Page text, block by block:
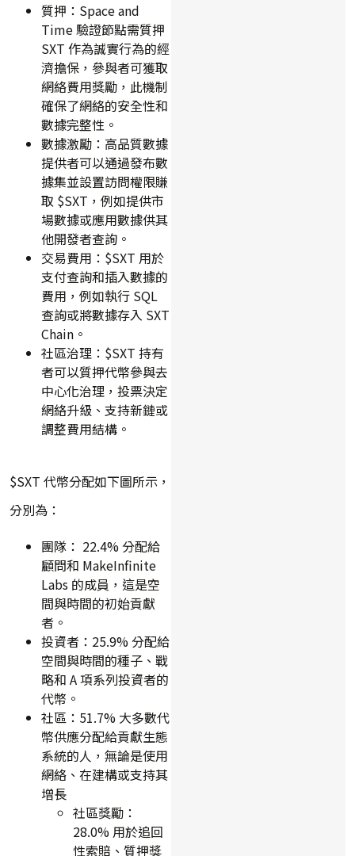
質押：Space and
Time 驗證節點需質押
SXT 作為誠實行為的經
濟擔保，參與者可獲取
網絡費用獎勵，此機制
確保了網絡的安全性和
數據完整性。
數據激勵：高品質數據
提供者可以通過發布數
據集並設置訪問權限賺
取 $SXT，例如提供市
場數據或應用數據供其
他開發者查詢。
交易費用：$SXT 用於
支付查詢和插入數據的
費用，例如執行 SQL
查詢或將數據存入 SXT
Chain。
社區治理：$SXT 持有
者可以質押代幣參與去
中心化治理，投票決定
網絡升級、支持新鏈或
調整費用結構。
$SXT 代幣分配如下圖所示，
分別為：
團隊： 22.4% 分配給
顧問和 MakeInfinite
Labs 的成員，這是空
間與時間的初始貢獻
者。
投資者：25.9% 分配給
空間與時間的種子、戰
略和 A 項系列投資者的
代幣。
社區：51.7% 大多數代
幣供應分配給貢獻生態
系統的人，無論是使用
網絡、在建構或支持其
增長
社區獎勵：
28.0% 用於追回
性索賠、質押獎